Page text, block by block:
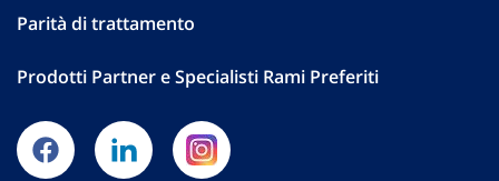
Parità di trattamento
Prodotti Partner e Specialisti Rami Preferiti